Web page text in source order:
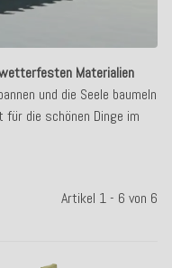
Materialien
und die Seele baumeln
die schönen Dinge im
Artikel 1 - 6 von 6